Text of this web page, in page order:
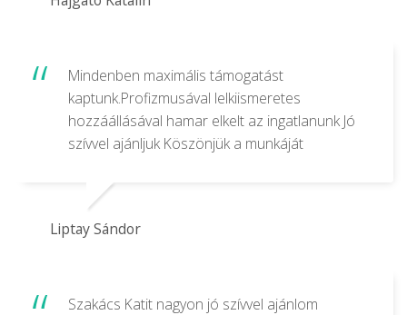
Mindenben maximális támogatást
kaptunk.Profizmusával lelkiismeretes
hozzáállásával hamar elkelt az ingatlanunk Jó
szívvel ajánljuk Köszönjük a munkáját
Liptay Sándor
Szakács Katit nagyon jó szívvel ajánlom